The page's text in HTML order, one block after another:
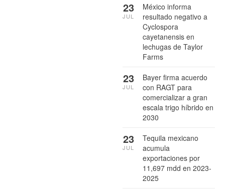
México informa
resultado negativo a
Cyclospora
cayetanensis en
lechugas de Taylor
Farms
23
JUL
Bayer firma acuerdo
con RAGT para
comercializar a gran
escala trigo híbrido en
2030
23
JUL
Tequila mexicano
acumula
exportaciones por
11,697 mdd en 2023-
2025
23
JUL